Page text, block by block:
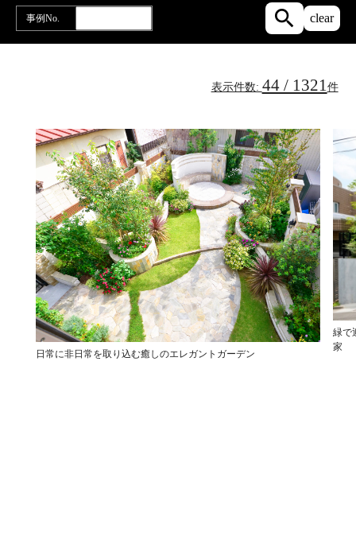
事例No.
表示件数: 44 / 1321 件
日常に非日常を取り込む癒しのエレガントガーデン
緑で
家